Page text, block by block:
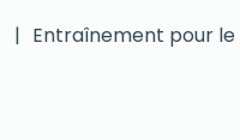
| Entraînement pour le